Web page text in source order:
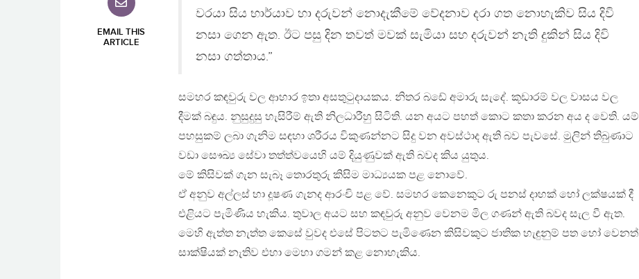
EMAIL THIS
ARTICLE
වරයා සිය භාර්යාව හා දරුවන් නොදැකීමේ වේදනාව දරා ගත නොහැකිව සිය දිවි
නසා ගෙන ඇත. ඊට පසු දින තවත් මවක් සැමියා සහ දරුවන් නැති දුකින් සිය දිවි
නසා ගත්තාය.”
සමහර කඳවුරු වල ආහාර ඉතා අසතුටුදායකය. නිතර බඩේ අමාරු සැදේ. කූඩාරම් වල වාසය වල
දීමක් බඳුය. නුසුදුසු හැසිරීම් ඇති නිලධාරීහු සිටිති. යන අයට පහත් කොට කතා කරන අය ද වෙති. යම්
පහසුකම් ලබා ගැනිම සඳහා ශරීරය විකුණන්නට සිදු වන අවස්ථාද ඇති බව පැවසේ. මුලින් තිබුණාට
වඩා සෞඛ්‍ය සේවා තත්ත්වයෙහි යම් දියුණුවක් ඇති බවද කිය යුතුය.
මේ කිසිවක් ගැන සැබෑ තොරතුරු කිසිම මාධ්‍යයක පළ නොවේ.
ඒ අනුව අල්ලස් හා දූෂණ ගැනද ආරංචි පළ වේ. සමහර කෙනෙකුට රු පනස් දාහක් හෝ ලක්ෂයක් දී
එළියට පැමිණිය හැකිය. තුවාල අයට සහ කඳවුරු අනුව වෙනම මිල ගණන් ඇති බවද සැල වී ඇත.
මෙහි ඇත්ත නැත්ත කෙසේ වුවද එසේ පිටතට පැමිණෙන කිසිවකුට ජාතික හැඳුනුම් පත හෝ වෙනත්
සාක්ෂියක් නැතිව එහා මෙහා ගමන් කළ නොහැකිය.